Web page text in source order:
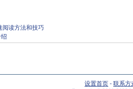
阅读方法和技巧
设置首页 - 联系方